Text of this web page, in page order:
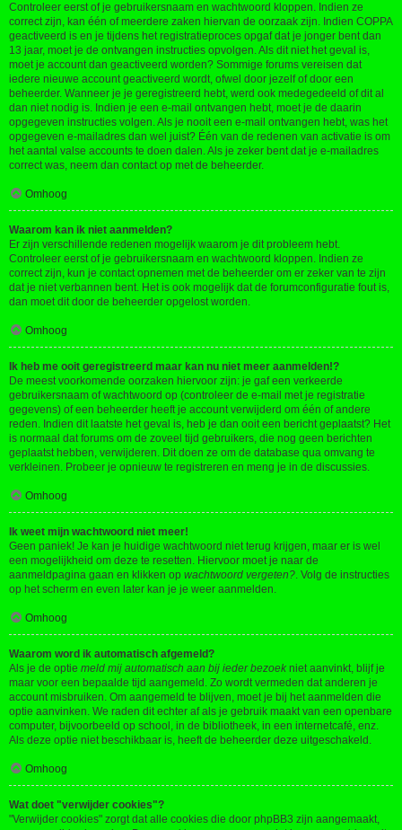
Controleer eerst of je gebruikersnaam en wachtwoord kloppen. Indien ze
correct zijn, kan één of meerdere zaken hiervan de oorzaak zijn. Indien COPPA
geactiveerd is en je tijdens het registratieproces opgaf dat je jonger bent dan
13 jaar, moet je de ontvangen instructies opvolgen. Als dit niet het geval is,
moet je account dan geactiveerd worden? Sommige forums vereisen dat
iedere nieuwe account geactiveerd wordt, ofwel door jezelf of door een
beheerder. Wanneer je je geregistreerd hebt, werd ook medegedeeld of dit al
dan niet nodig is. Indien je een e-mail ontvangen hebt, moet je de daarin
opgegeven instructies volgen. Als je nooit een e-mail ontvangen hebt, was het
opgegeven e-mailadres dan wel juist? Één van de redenen van activatie is om
het aantal valse accounts te doen dalen. Als je zeker bent dat je e-mailadres
correct was, neem dan contact op met de beheerder.
Omhoog
Waarom kan ik niet aanmelden?
Er zijn verschillende redenen mogelijk waarom je dit probleem hebt.
Controleer eerst of je gebruikersnaam en wachtwoord kloppen. Indien ze
correct zijn, kun je contact opnemen met de beheerder om er zeker van te zijn
dat je niet verbannen bent. Het is ook mogelijk dat de forumconfiguratie fout is,
dan moet dit door de beheerder opgelost worden.
Omhoog
Ik heb me ooit geregistreerd maar kan nu niet meer aanmelden!?
De meest voorkomende oorzaken hiervoor zijn: je gaf een verkeerde
gebruikersnaam of wachtwoord op (controleer de e-mail met je registratie
gegevens) of een beheerder heeft je account verwijderd om één of andere
reden. Indien dit laatste het geval is, heb je dan ooit een bericht geplaatst? Het
is normaal dat forums om de zoveel tijd gebruikers, die nog geen berichten
geplaatst hebben, verwijderen. Dit doen ze om de database qua omvang te
verkleinen. Probeer je opnieuw te registreren en meng je in de discussies.
Omhoog
Ik weet mijn wachtwoord niet meer!
Geen paniek! Je kan je huidige wachtwoord niet terug krijgen, maar er is wel
een mogelijkheid om deze te resetten. Hiervoor moet je naar de
aanmeldpagina gaan en klikken op wachtwoord vergeten?. Volg de instructies
op het scherm en even later kan je je weer aanmelden.
Omhoog
Waarom word ik automatisch afgemeld?
Als je de optie meld mij automatisch aan bij ieder bezoek niet aanvinkt, blijf je
maar voor een bepaalde tijd aangemeld. Zo wordt vermeden dat anderen je
account misbruiken. Om aangemeld te blijven, moet je bij het aanmelden die
optie aanvinken. We raden dit echter af als je gebruik maakt van een openbare
computer, bijvoorbeeld op school, in de bibliotheek, in een internetcafé, enz.
Als deze optie niet beschikbaar is, heeft de beheerder deze uitgeschakeld.
Omhoog
Wat doet "verwijder cookies"?
"Verwijder cookies" zorgt dat alle cookies die door phpBB3 zijn aangemaakt,